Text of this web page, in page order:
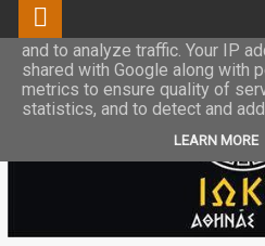
This site uses cookies from
and to analyze traffic. Your IP
shared with Google along with
metrics to ensure quality of
statistics, and to detect and
LEARN MORE